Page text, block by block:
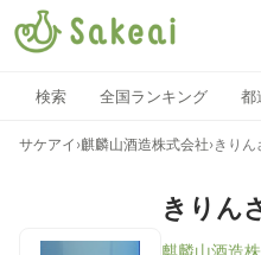
検索 全国ランキング 都
サケアイ ›麒麟山酒造株式会社›きりん
きりん
麒麟山酒造